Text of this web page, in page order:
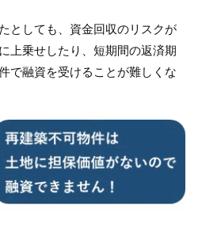
としても、資金回収のリスクが
上乗せしたり、短期間の返済期
で融資を受けることが難しくな